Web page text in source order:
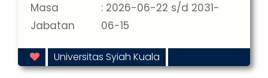
Masa
Jabatan
: 2026-06-22 s/d 2031-
06-15
Universitas Syiah Kuala